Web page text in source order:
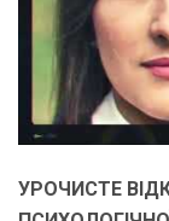
УРОЧИСТЕ